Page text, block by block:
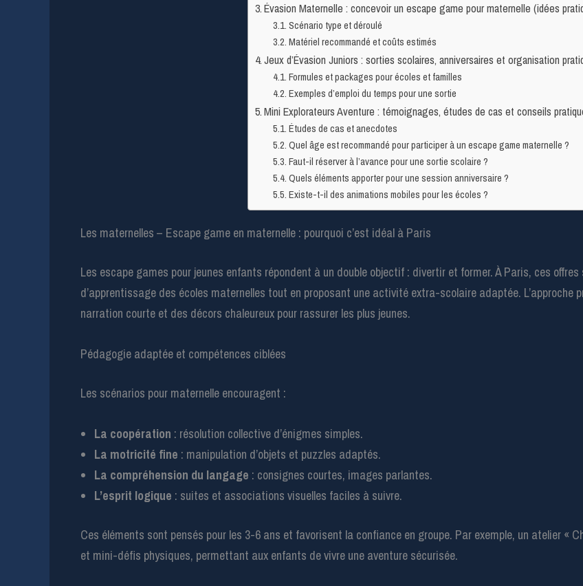
Évasion Maternelle : concevoir un escape game pour maternelle (idées
Scénario type et déroulé
Matériel recommandé et coûts estimés
Jeux d’Évasion Juniors : sorties scolaires, anniversaires et organisation
Formules et packages pour écoles et familles
Exemples d’emploi du temps pour une sortie
Mini Explorateurs Aventure : témoignages, études de cas et conseils
Études de cas et anecdotes
Quel âge est recommandé pour participer à un escape game maternelle ?
Faut-il réserver à l’avance pour une sortie scolaire ?
Quels éléments apporter pour une session anniversaire ?
Existe-t-il des animations mobiles pour les écoles ?
Les maternelles – Escape game en maternelle : pourquoi c’est idéal à Paris
Les escape games pour jeunes enfants répondent à un double objectif : divertir et former. À Paris, ces
d’apprentissage des écoles maternelles tout en proposant une activité extra-scolaire adaptée. L’approche
narration courte et des décors chaleureux pour rassurer les plus jeunes.
Pédagogie adaptée et compétences ciblées
Les scénarios pour maternelle encouragent :
La coopération : résolution collective d’énigmes simples.
La motricité fine : manipulation d’objets et puzzles adaptés.
La compréhension du langage : consignes courtes, images parlantes.
L’esprit logique : suites et associations visuelles faciles à suivre.
Ces éléments sont pensés pour les 3-6 ans et favorisent la confiance en groupe. Par exemple, un atelier «
et mini-défis physiques, permettant aux enfants de vivre une aventure sécurisée.